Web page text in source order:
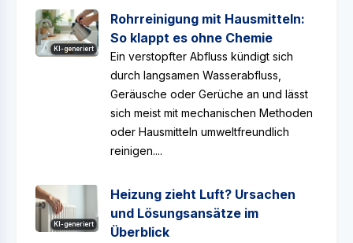
KI-generiert
Rohrreinigung mit Hausmitteln:
So klappt es ohne Chemie
Ein verstopfter Abfluss kündigt sich
durch langsamen Wasserabfluss,
Geräusche oder Gerüche an und lässt
sich meist mit mechanischen Methoden
oder Hausmitteln umweltfreundlich
reinigen....
KI-generiert
Heizung zieht Luft? Ursachen
und Lösungsansätze im
Überblick